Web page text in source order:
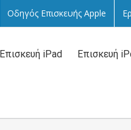
Οδηγός Επισκευής Apple
Επισκευή iPad Επισκευή